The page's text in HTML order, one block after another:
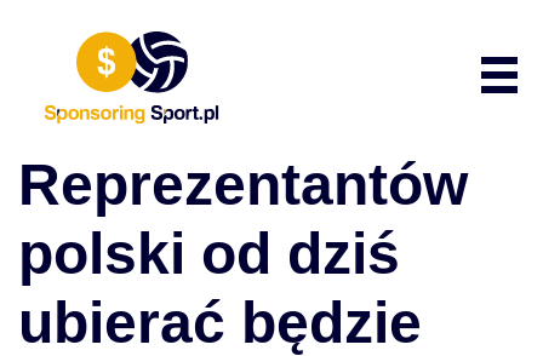
Reprezentantów
polski od dziś
ubierać będzie